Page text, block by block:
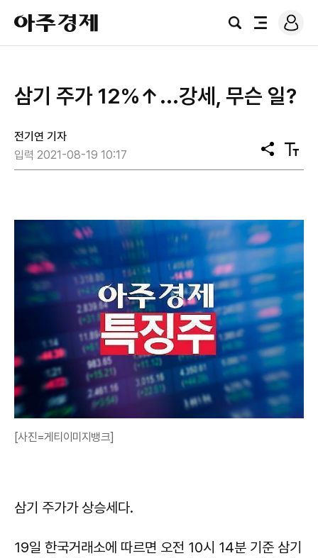
아
주
경
검
전
로
그
삼기 주가 12%↑...강세, 무슨 일?
전기연 기자
입력 2021-08-19 10:17
공
유
텍
스
[사진=게티이미지뱅크]
삼기 주가가 상승세다.
19일 한국거래소에 따르면 오전 10시 14분 기준 삼기